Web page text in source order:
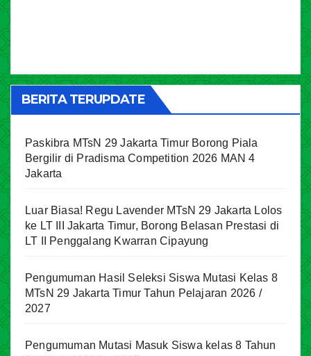
BERITA TERUPDATE
Paskibra MTsN 29 Jakarta Timur Borong Piala
Bergilir di Pradisma Competition 2026 MAN 4
Jakarta
Luar Biasa! Regu Lavender MTsN 29 Jakarta Lolos
ke LT III Jakarta Timur, Borong Belasan Prestasi di
LT II Penggalang Kwarran Cipayung
Pengumuman Hasil Seleksi Siswa Mutasi Kelas 8
MTsN 29 Jakarta Timur Tahun Pelajaran 2026 /
2027
Pengumuman Mutasi Masuk Siswa kelas 8 Tahun